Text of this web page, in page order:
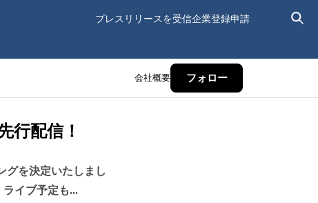
プレスリリースを受信企業登録申請
会社概要 フォロー
行配信！
グを決定いたしまし
イブ予定も...